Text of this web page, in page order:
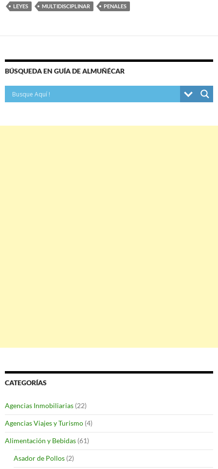
LEYES MULTIDISCIPLINAR PENALES
BÚSQUEDA EN GUÍA DE ALMUÑÉCAR
CATEGORÍAS
Agencias Inmobiliarias (22)
Agencias Viajes y Turismo (4)
Alimentación y Bebidas (61)
Asador de Pollos (2)